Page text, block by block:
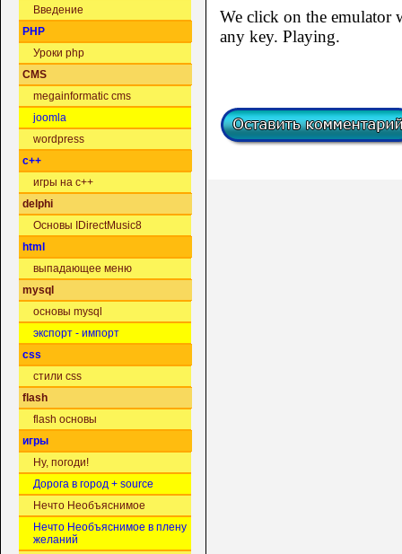
Введение
PHP
Уроки php
CMS
megainformatic cms
joomla
wordpress
c++
игры на c++
delphi
Основы IDirectMusic8
html
выпадающее меню
mysql
основы mysql
экспорт - импорт
css
стили css
flash
flash основы
игры
Ну, погоди!
Дорога в город + source
Нечто Необъяснимое
Нечто Необъяснимое в плену
желаний
We click on the emulator
any key. Playing.